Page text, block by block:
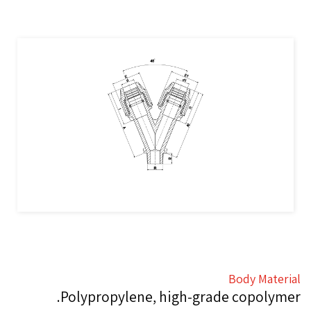
Body Material
Polypropylene, high-grade copolymer.